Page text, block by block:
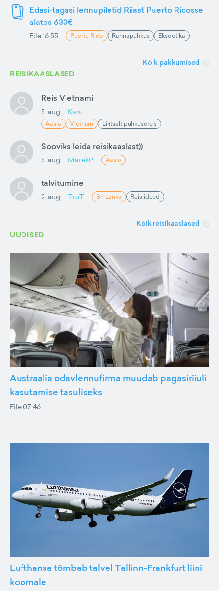
Edasi-tagasi lennupiletid Riiast Puerto Ricosse
alates 633€
Eile 16:55 Puerto Rico Rannapuhkus Eksootika
Kõik pakkumised
REISIKAASLASED
Reis Vietnami
5. aug Karu
Aasia Vietnam Lihtsalt puhkusereis
Sooviks leida reisikaaslast))
5. aug MarekP Aasia
talvitumine
2. aug TruT Sri Lanka Reisiideed
Kõik reisikaaslased
UUDISED
Austraalia odavlennufirma muudab pagasiriiuli
kasutamise tasuliseks
Eile 07:46
Lufthansa tõmbab talvel Tallinn-Frankfurt liini
koomale